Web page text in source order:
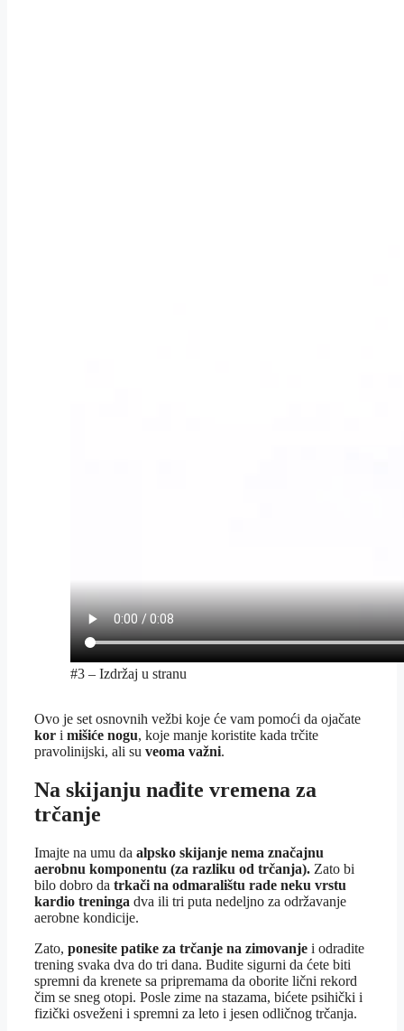
#3 – Izdržaj u stranu
Ovo je set osnovnih vežbi koje će vam pomoći da ojačate
kor i mišiće nogu, koje manje koristite kada trčite
pravolinijski, ali su veoma važni.
Na skijanju nađite vremena za
trčanje
Imajte na umu da alpsko skijanje nema značajnu
aerobnu komponentu (za razliku od trčanja). Zato bi
bilo dobro da trkači na odmaralištu rade neku vrstu
kardio treninga dva ili tri puta nedeljno za održavanje
aerobne kondicije.
Zato, ponesite patike za trčanje na zimovanje i odradite
trening svaka dva do tri dana. Budite sigurni da ćete biti
spremni da krenete sa pripremama da oborite lični rekord
čim se sneg otopi. Posle zime na stazama, bićete psihički i
fizički osveženi i spremni za leto i jesen odličnog trčanja.